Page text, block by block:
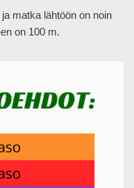
matka lähtöön on noin
on 100 m.